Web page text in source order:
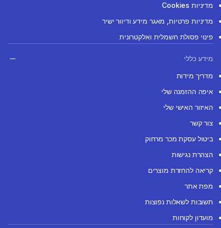
מדיניות Cookies
מדיניות פרטיות, מאגר מידע ודיוור ישיר
פינוי פסולת חשמלית ואלקטרונית
מידע כללי
מדריך מידות
איפה ההזמנה שלי
האיזור האישי שלי
צור קשר
ביטול עסקת מכר מרחוק
הצהרת נגישות
קריאה להחזרת מוצרים
מפת אתר
תשובות לשאלות נפוצות
מועדון לקוחות